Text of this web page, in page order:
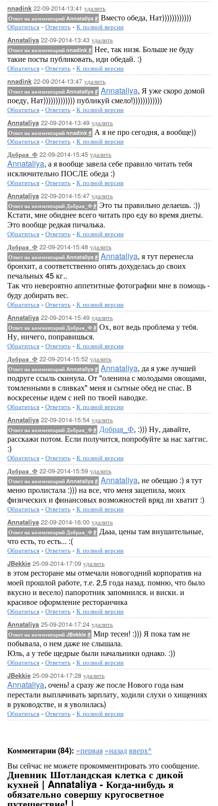
nnadink 22-09-2014-13:41 удалить
Ответ на комментарий Annataliya # Вместо обеда, Нат))))))))))))
Обратиться - Ответить - К полной версии
Annataliya 22-09-2014-13:43 удалить
Ответ на комментарий nnadink # Нее, так низя. Больше не буду
такие посты публиковать, иди обедай. :)
Обратиться - Ответить - К полной версии
nnadink 22-09-2014-13:47 удалить
Ответ на комментарий Annataliya # Annataliya, Я уже скоро домой
поеду, Нат))))))))))))) публикуй смело!))))))))))))
Обратиться - Ответить - К полной версии
Annataliya 22-09-2014-13:49 удалить
Ответ на комментарий nnadink # А я не про сегодня, а вообще))
Обратиться - Ответить - К полной версии
Добрая_Ф 22-09-2014-15:45 удалить
Annataliya, а я вообще завела себе правило читать тебя
исключительно ПОСЛЕ обеда :)
Обратиться - Ответить - К полной версии
Annataliya 22-09-2014-15:47 удалить
Ответ на комментарий Добрая_Ф # Это ты правильно делаешь. :))
Кстати, мне обиднее всего читать про еду во время диеты.
Это вообще редкая пичалька.
Обратиться - Ответить - К полной версии
Добрая_Ф 22-09-2014-15:48 удалить
Ответ на комментарий Annataliya # Annataliya, я тут перенесла
бронхит, а соответственно опять дохуделась до своих
печальных 45 кг..
Так что невероятно аппетитные фотографии мне в помощь -
буду добирать вес.
Обратиться - Ответить - К полной версии
Annataliya 22-09-2014-15:49 удалить
Ответ на комментарий Добрая_Ф # Ох, вот ведь проблема у тебя.
Ну, ничего, поправишься.
Обратиться - Ответить - К полной версии
Добрая_Ф 22-09-2014-15:52 удалить
Ответ на комментарий Annataliya # Annataliya, да я уже лучшей
подруге ссыль скинула. От "оленина с молодыми овощами,
томленными в сливках" меня и сытные обед не спас. В
воскресенье идем с ней по твоей наводке.
Обратиться - Ответить - К полной версии
Annataliya 22-09-2014-15:54 удалить
Ответ на комментарий Добрая_Ф # Добрая_Ф, :))) Ну, давайте,
расскажи потом. Если получится, попробуйте за нас хаггис.
:)
Обратиться - Ответить - К полной версии
Добрая_Ф 22-09-2014-15:59 удалить
Ответ на комментарий Annataliya # Annataliya, не обещаю :) я тут
меню пролистала :))) на все, что меня зацепила, моих
физических и финансовых возможностей вряд ли хватит :)
Обратиться - Ответить - К полной версии
Annataliya 22-09-2014-16:00 удалить
Ответ на комментарий Добрая_Ф # Дааа, цены там внушительные,
что есть, то есть... :(
Обратиться - Ответить - К полной версии
JBekkie 25-09-2014-17:09 удалить
в этом ресторане мы отмечали новогодний корпоратив на
моей прошлой работе, т.е. 2,5 года назад. помню, что было
вкусно и весело) папоротник запомнился. и виски. и
красивое оформление ресторанчика
Обратиться - Ответить - К полной версии
Annataliya 25-09-2014-17:24 удалить
Ответ на комментарий JBekkie # Мир тесен! :))) Я пока там не
побывала, о нем даже не слышала.
Юль, а у тебе щедрые были начальники однако. :))
Обратиться - Ответить - К полной версии
JBekkie 25-09-2014-17:28 удалить
Annataliya, очень! а сразу же после Нового года нам
перестали выплачивать зарплату, ходили слухи о хищениях
в руководстве, и я уволилась)
Обратиться - Ответить - К полной версии
Комментарии (84): «первая «назадвверх^
Вы сейчас не можете прокомментировать это сообщение.
Дневник Шотландская клетка с дикой
кухней | Annataliya - Когда-нибудь я
обязательно совершу кругосветное